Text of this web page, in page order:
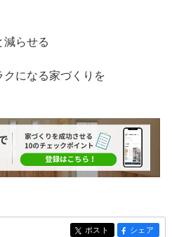
減らせる
になる家づくりを
entry414
ポスト entry414
シェア